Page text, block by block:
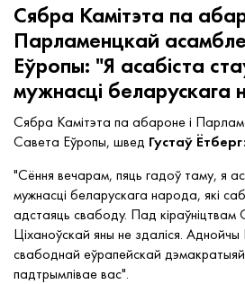
Сябра Камітэта па
Парламенцкай
Еўропы: "Я асабіста
мужнасці беларускага
Сябра Камітэта па абароне і
Савета Еўропы, швед Густаў Ётберг:
"Сёння вечарам, пяць гадоў таму, я
мужнасці беларускага народа, які
адстаяць свабоду. Пад кіраўніцтвам
Ціханоўскай яны не здаліся.
свабоднай еўрапейскай
падтрымлівае вас".